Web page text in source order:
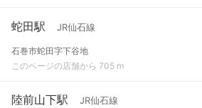
蛇田駅 JR仙石線
石巻市蛇田字下谷地
このページの店舗から 705 m
陸前山下駅 JR仙石線